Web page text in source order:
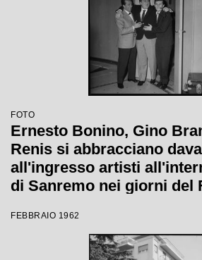
FOTO
Ernesto Bonino, Gino
Renis si abbracciano
all'ingresso artisti
di Sanremo nei giorni del
FEBBRAIO 1962